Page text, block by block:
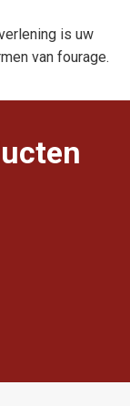
is uw
van fourage.